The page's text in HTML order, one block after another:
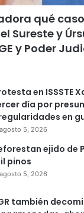
qué
Sureste y
y Poder
en ISSSTE
día por
en
agosto 5, 2026
ejido de
pinos
agosto 5, 2026
también